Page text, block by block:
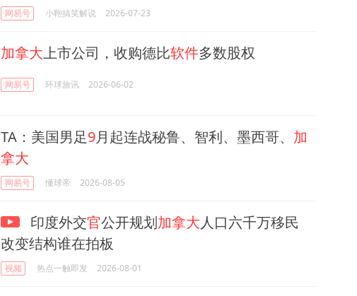
网易号 小鞄搞笑解说 2026-07-23
加拿大上市公司，收购德比软件多数股权
网易号 环球旅讯 2026-06-02
TA：美国男足9月起连战秘鲁、智利、墨西哥、 加
拿大
网易号 懂球帝 2026-08-05
印度外交官公开规划加拿大人口六千万移民
改变结构谁在拍板
视频 热点一触即发 2026-08-01